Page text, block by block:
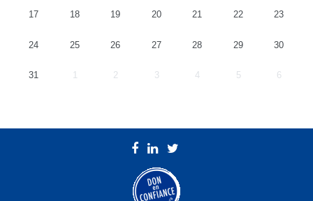
17 18 19 20 21 22 23
24 25 26 27 28 29 30
31 1 2 3 4 5 6